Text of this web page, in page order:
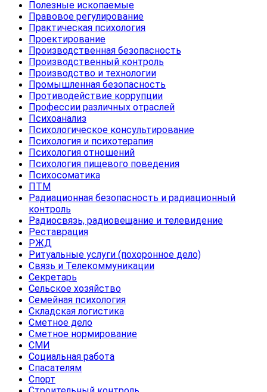
Полезные ископаемые
Правовое регулирование
Практическая психология
Проектирование
Производственная безопасность
Производственный контроль
Производство и технологии
Промышленная безопасность
Противодействие коррупции
Профессии различных отраслей
Психоанализ
Психологическое консультирование
Психология и психотерапия
Психология отношений
Психология пищевого поведения
Психосоматика
ПТМ
Радиационная безопасность и радиационный
контроль
Радиосвязь, радиовещание и телевидение
Реставрация
РЖД
Ритуальные услуги (похоронное дело)
Связь и Телекоммуникации
Секретарь
Сельское хозяйство
Семейная психология
Складская логистика
Сметное дело
Сметное нормирование
СМИ
Социальная работа
Спасателям
Спорт